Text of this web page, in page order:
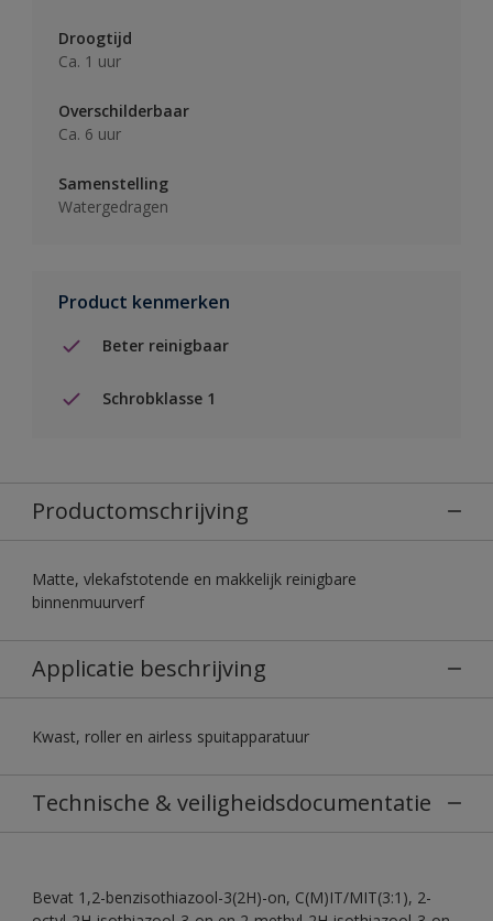
Droogtijd
Ca. 1 uur
Overschilderbaar
Ca. 6 uur
Samenstelling
Watergedragen
Product kenmerken
Beter reinigbaar
Schrobklasse 1
Productomschrijving
Matte, vlekafstotende en makkelijk reinigbare
binnenmuurverf
Applicatie beschrijving
Kwast, roller en airless spuitapparatuur
Technische & veiligheidsdocumentatie
Bevat 1,2-benzisothiazool-3(2H)-on, C(M)IT/MIT(3:1), 2-